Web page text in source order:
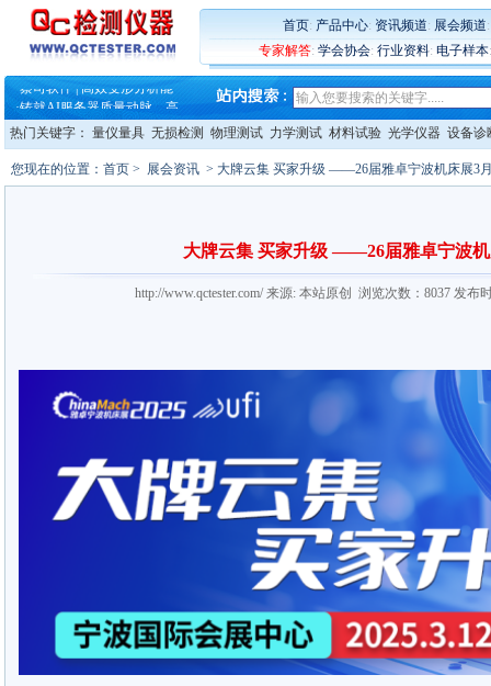
首页: 产品中心: 资讯频道: 展会频道
专家解答: 学会协会: 行业资料: 电子样本
·蔡司软件 | 高效变形分析能
铸就AI服务器质量动脉 – 高
·铸就AI服务器质量动脉 – 高
·ZEISS BOSELLO ADR 让内部缺
·大牌云集 买家升级 ——26
ZEISS BOSELLO ADR 让内部缺
蔡司和亿纬锂能达成战略合作
大牌云集 买家升级 ——26
热门关键字： 量仪量具 无损检测 物理测试 力学测试 材料试验 光学仪器 设备诊
您现在的位置： 首页 > 展会资讯 > 大牌云集 买家升级 ——26届雅卓宁波机床展3
大牌云集 买家升级 ——26届雅卓宁波
http://www.qctester.com/ 来源: 本站原创 浏览次数：8037 发布